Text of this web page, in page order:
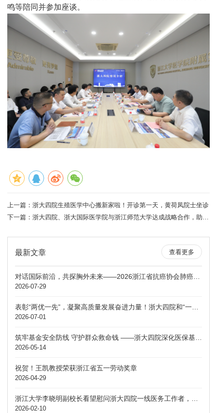
鸣等陪同并参加座谈。
上一篇： 浙大四院生殖医学中心搬新家啦！开诊第一天，黄荷凤院士坐诊
下一篇： 浙大四院、浙大国际医学院与浙江师范大学达成战略合作，助推科教高质量发展
最新文章 查看更多
对话国际前沿，共探胸外未来——2026浙江省抗癌协会肺癌专委会暨国际胸外科会议在浙大四院成功举办
2026-07-29
表彰“两优一先”，凝聚高质量发展奋进力量！浙大四院和“一带一路”国际医学院党委召开庆祝建党105周年大会
2026-07-01
筑牢基金安全防线 守护群众救命钱 ——浙大四院深化医保基金专项整治暨警示教育大会
2026-05-14
祝贺！王凯教授荣获浙江省五一劳动奖章
2026-04-29
浙江大学李晓明副校长看望慰问浙大四院一线医务工作者，勉励大家为学校医学事业发展贡献力量
2026-02-10